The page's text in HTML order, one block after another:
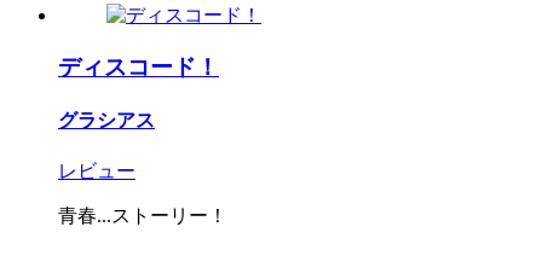
ディスコード！
グラシアス
レビュー
青春...ストーリー！